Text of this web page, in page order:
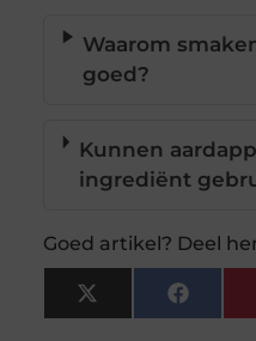
Waarom
goed?
Kunnen
ingrediënt
Goed artikel? Deel
X
(Twitter)